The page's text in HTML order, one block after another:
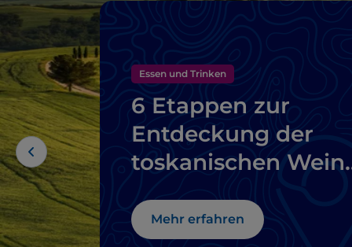
Essen und Trinken
6 Etappen zur
Entdeckung der
toskanischen
Montalcino bis zum
Mehr erfahren